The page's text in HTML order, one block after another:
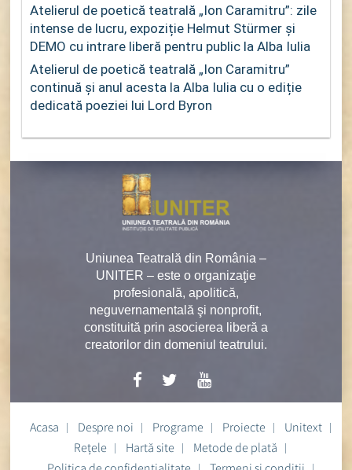
Atelierul de poetică teatrală „Ion Caramitru”: zile
intense de lucru, expoziție Helmut Stürmer și
DEMO cu intrare liberă pentru public la Alba Iulia
Atelierul de poetică teatrală „Ion Caramitru”
continuă și anul acesta la Alba Iulia cu o ediție
dedicată poeziei lui Lord Byron
Uniunea Teatrală din România –
UNITER – este o organizaţie
profesională, apolitică,
neguvernamentală şi nonprofit,
constituită prin asocierea liberă a
creatorilor din domeniul teatrului.
Acasa Despre noi Programe Proiecte
Unitext
Rețele
Hartă site
Metode de plată